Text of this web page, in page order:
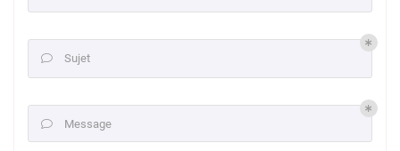
 Sujet
 Message